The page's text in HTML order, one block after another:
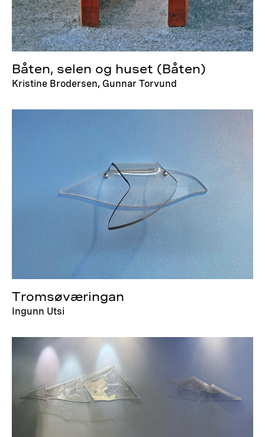
Båten, selen og huset (Båten)
Kristine Brodersen, Gunnar Torvund
Tromsøværingan
Ingunn Utsi